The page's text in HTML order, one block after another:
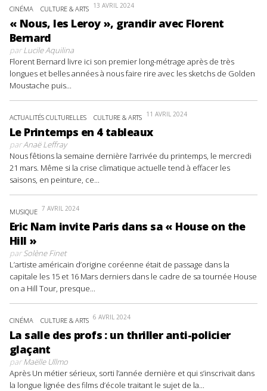
CINÉMA CULTURE & ARTS 13 AVRIL 2024
« Nous, les Leroy », grandir avec Florent
Bernard
parLucile Aquilina
Florent Bernard livre ici son premier long-métrage après de très
longues et belles années à nous faire rire avec les sketchs de Golden
Moustache puis...
ACTUALITÉS CULTURELLES CULTURE & ARTS 11 AVRIL 2024
Le Printemps en 4 tableaux
parAnaë Leffray
Nous fêtions la semaine dernière l’arrivée du printemps, le mercredi
21 mars. Même si la crise climatique actuelle tend à effacer les
saisons, en peinture, ce...
MUSIQUE 7 AVRIL 2024
Eric Nam invite Paris dans sa « House on the
Hill »
parSolène Finet
L’artiste américain d’origine coréenne était de passage dans la
capitale les 15 et 16 Mars derniers dans le cadre de sa tournée House
on a Hill Tour, presque...
CINÉMA CULTURE & ARTS 6 AVRIL 2024
La salle des profs : un thriller anti-policier
glaçant
parMaëlle Ullmo
Après Un métier sérieux, sorti l’année dernière et qui s’inscrivait dans
la longue lignée des films d’école traitant le sujet de la...